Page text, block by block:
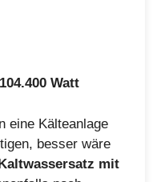
104.400 Watt
eine Kälteanlage
besser wäre
mit